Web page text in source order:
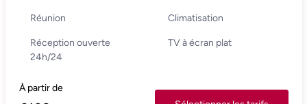
Réunion Climatisation
Réception ouverte
24h/24
TV à écran plat
À partir de